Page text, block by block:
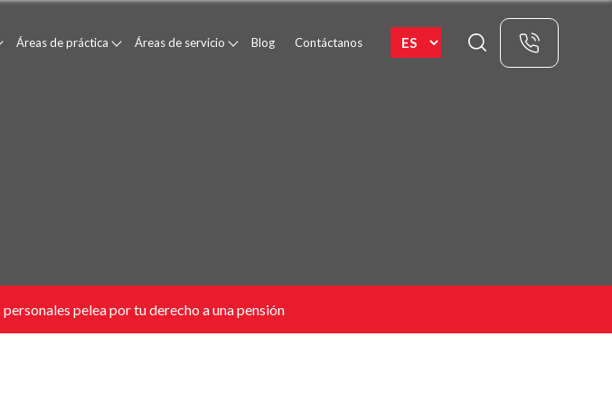
Áreas de práctica Áreas de servicio Blog Contáctanos
pelea por tu derecho a una pensión